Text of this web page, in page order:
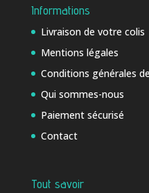
Informations
Livraison de votre colis
Mentions légales
Conditions générales
Qui sommes-nous
Paiement sécurisé
Contact
Tout savoir